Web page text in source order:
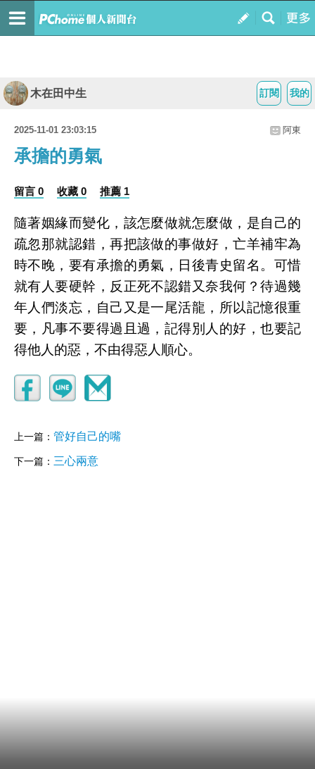
我的
訂閱
木在田中生
2025-11-01 23:03:15 阿東
承擔的勇氣
留言 0 收藏 0 推薦 1
隨著姻緣而變化，該怎麼做就怎麼做，是自己的
疏忽那就認錯，再把該做的事做好，亡羊補牢為
時不晚，要有承擔的勇氣，日後青史留名。可惜
就有人要硬幹，反正死不認錯又奈我何？待過幾
年人們淡忘，自己又是一尾活龍，所以記憶很重
要，凡事不要得過且過，記得別人的好，也要記
得他人的惡，不由得惡人順心。
上一篇： 管好自己的嘴
下一篇： 三心兩意